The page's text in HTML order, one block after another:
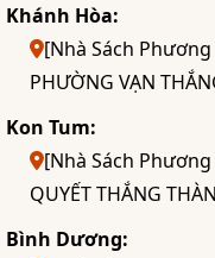
Khánh Hòa:
[Nhà Sách
PHƯỜNG VẠN
Kon Tum:
[Nhà Sách
QUYẾT THẮNG
Bình Dương: